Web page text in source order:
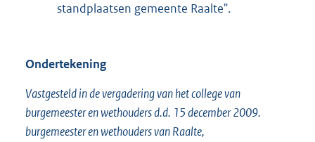
standplaatsen gemeente Raalte".
Ondertekening
Vastgesteld in de vergadering van het college van
burgemeester en wethouders d.d. 15 december 2009.
burgemeester en wethouders van Raalte,